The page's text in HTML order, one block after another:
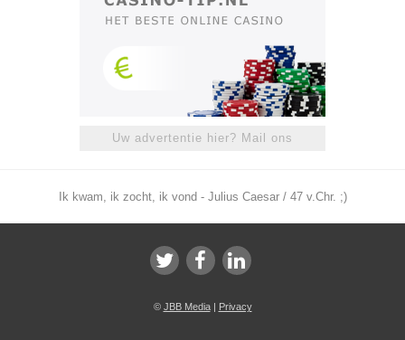
Uw advertentie hier? Mail ons
Ik kwam, ik zocht, ik vond - Julius Caesar / 47 v.Chr. ;)
© JBB Media| Privacy